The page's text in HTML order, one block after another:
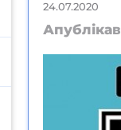
24.07.2020